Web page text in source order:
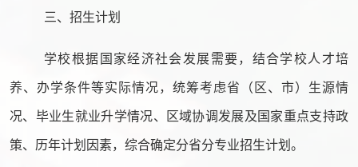
三、招生计划
学校根据国家经济社会发展需要，结合学校人才培
养、办学条件等实际情况，统筹考虑省（区、市）生源情
况、毕业生就业升学情况、区域协调发展及国家重点支持政
策、历年计划因素，综合确定分省分专业招生计划。